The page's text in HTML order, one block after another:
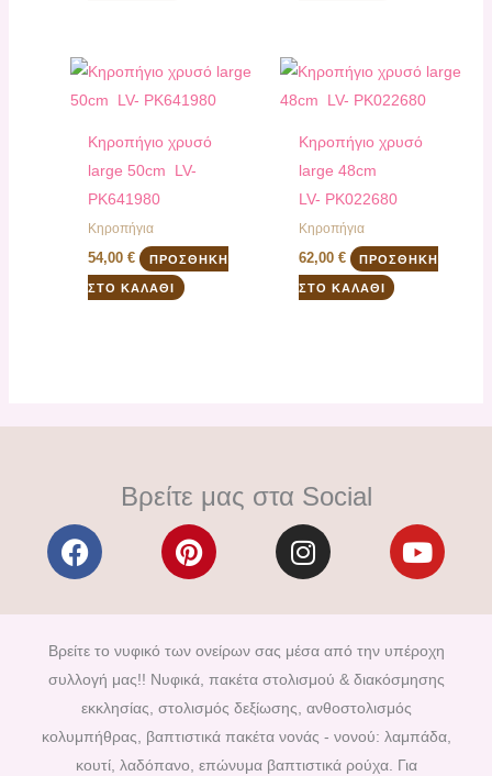
Κηροπήγιο χρυσό
large 50cm LV-
PK641980
Κηροπήγια
54,00€ ΠΡΟΣΘΉΚΗ
ΣΤΟ ΚΑΛΆΘΙ
Κηροπήγιο χρυσό
large 48cm
LV- PK022680
Κηροπήγια
62,00 € ΠΡΟΣΘΉΚΗ
ΣΤΟ ΚΑΛΆΘΙ
Βρείτε μας στα Social
F
a
e
b
o
o
k
P
i
t
e
r
e
s
t
I
n
t
a
g
r
a
m
Y
o
t
u
b
Βρείτε το νυφικό των ονείρων σας μέσα από την υπέροχη
συλλογή μας!! Νυφικά, πακέτα στολισμού & διακόσμησης
εκκλησίας, στολισμός δεξίωσης, ανθοστολισμός
κολυμπήθρας, βαπτιστικά πακέτα νονάς - νονού: λαμπάδα,
κουτί, λαδόπανο, επώνυμα βαπτιστικά ρούχα. Για